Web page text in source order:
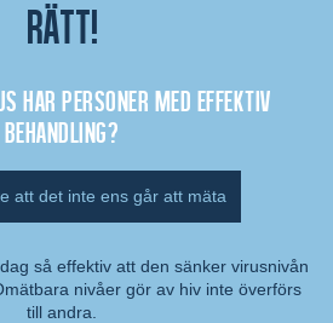
Rätt!
har personer med effektiv
behandling?
att det inte ens går att mäta
så effektiv att den sänker virusnivån
nivåer gör av hiv inte överförs
till andra.